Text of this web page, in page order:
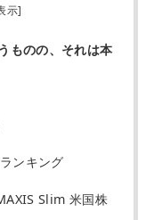
示]
ものの、それは本
ンキング
Slim 米国株